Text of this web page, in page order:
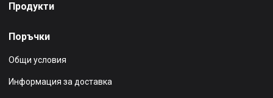
Продукти
Поръчки
Общи условия
Информация за доставка